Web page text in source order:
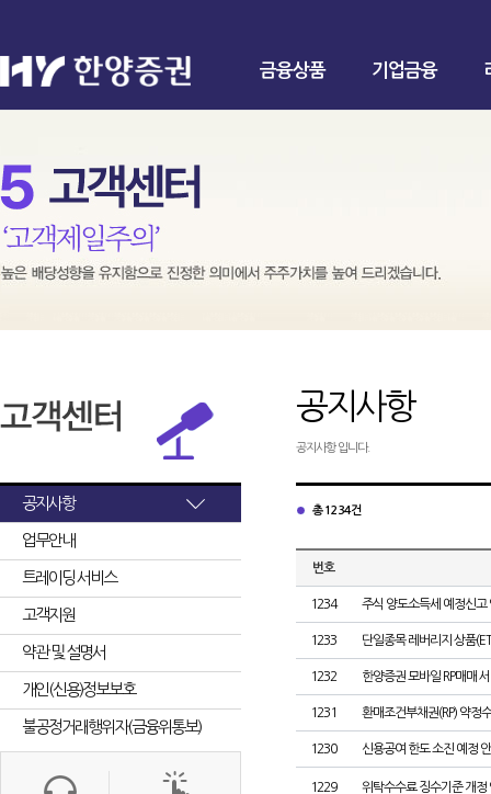
금융상품 기업금융
공지사항
업무안내
트레이딩 서비스
고객지원
약관 및 설명서
개인(신용)정보보호
불공정거래행위자(금융위통보)
공지사항
공지사항 입니다.
총 1234건
번호
1234 주식 양도소득세 예정신고
1233 단일종목 레버리지 상품
1232 한양증권 모바일 RP매매
1231 환매조건부채권(RP) 약정
1230 신용공여 한도 소진 예정
1229 위탁수수료 징수기준 개정